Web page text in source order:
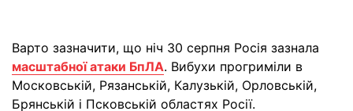
Варто зазначити, що ніч 30 серпня Росія зазнала
масштабної атаки БпЛА. Вибухи прогриміли в
Московській, Рязанській, Калузькій, Орловській,
Брянській і Псковській областях Росії.